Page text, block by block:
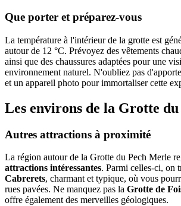
Que porter et préparez-vous
La température à l'intérieur de la grotte est
autour de 12 °C. Prévoyez des vêtements
ainsi que des chaussures adaptées pour une
environnement naturel. N'oubliez pas
et un appareil photo pour immortaliser cette
Les environs de la Grotte
Autres attractions à proximité
La région autour de la Grotte du Pech Merle
attractions intéressantes. Parmi celles-ci, on
Cabrerets, charmant et typique, où vous
rues pavées. Ne manquez pas la Grotte de
offre également des merveilles géologiques.